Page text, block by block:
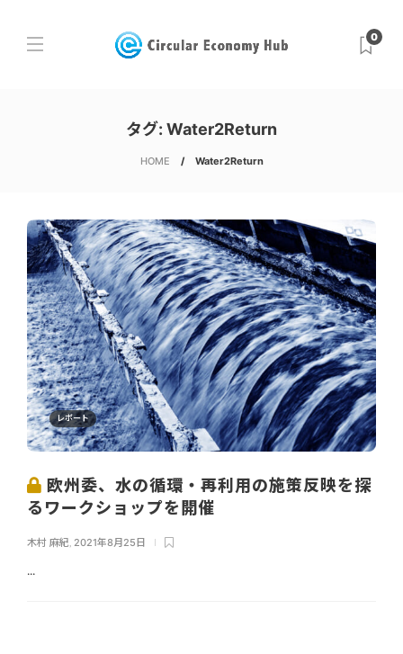
0
タグ: Water2Return
HOME Water2Return
レポート
欧州委、水の循環・再利用の施策反映を探
るワークショップを開催
木村 麻紀, 2021年8月25日
...